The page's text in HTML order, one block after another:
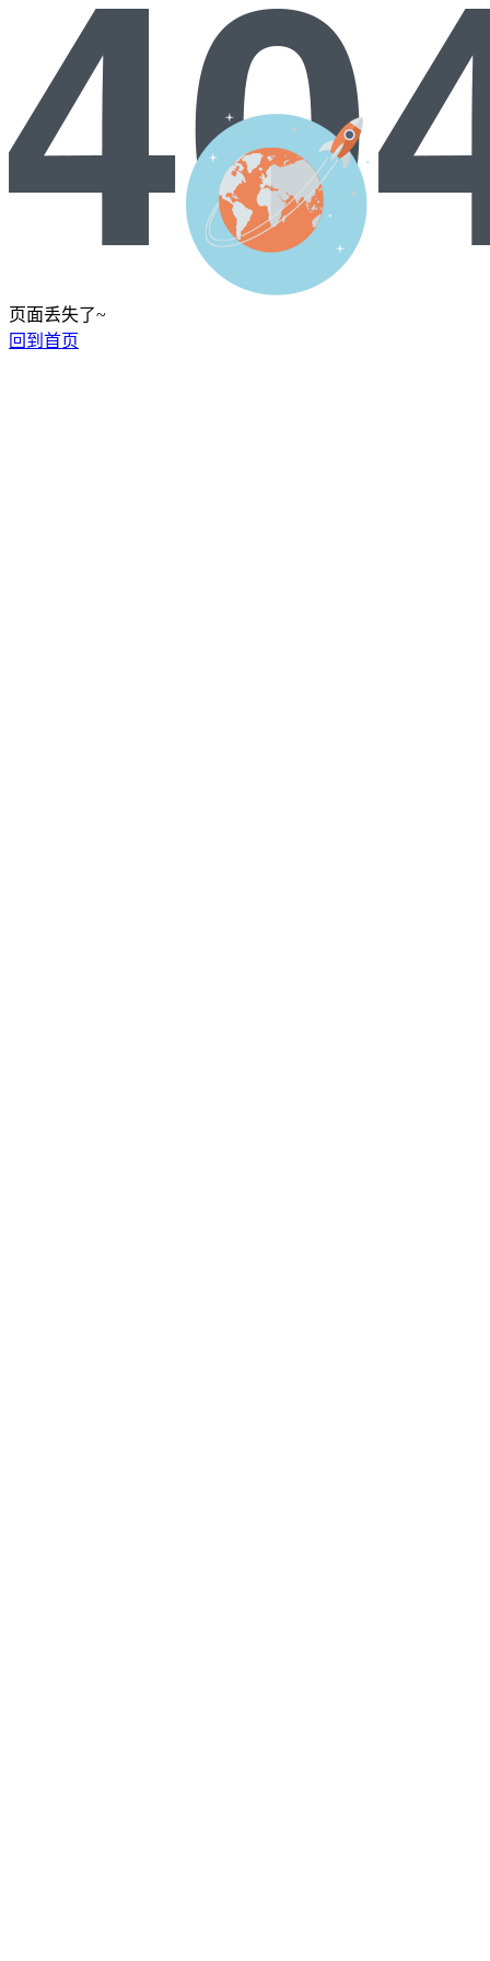
页面丢失了~
回到首页